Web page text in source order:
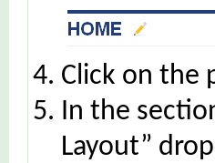
Click on the
In the
Layout”